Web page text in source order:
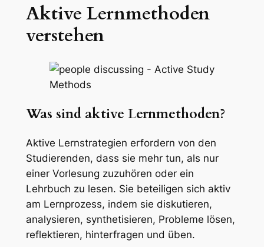
Aktive Lernmethoden
verstehen
Was sind aktive Lernmethoden?
Aktive Lernstrategien erfordern von den
Studierenden, dass sie mehr tun, als nur
einer Vorlesung zuzuhören oder ein
Lehrbuch zu lesen. Sie beteiligen sich aktiv
am Lernprozess, indem sie diskutieren,
analysieren, synthetisieren, Probleme lösen,
reflektieren, hinterfragen und üben.